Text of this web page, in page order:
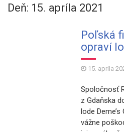
Deň: 15. apríla 2021
Poľská
opraví
15. apríla
Spoločnosť
z Gdaňska
lode
vážne